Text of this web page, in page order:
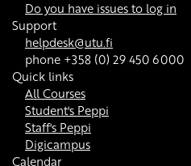
Do you have issues to log in
Support
helpdesk@utu.fi
phone +358 (0) 29 450 6000
Quick links
All Courses
Student's Peppi
Staff's Peppi
Digicampus
Calendar